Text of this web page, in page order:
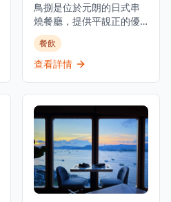
鳥捌是位於元朗的日式串
燒餐廳，提供平靚正的優
質日本料理，是體驗正宗
日式美食的理想選擇。餐
廳主打新鮮刺身、炭火串
都展現最佳的風味和品
質。位於元朗舊木綿校服
位置，這間餐廳提供正宗
的日式用餐體驗，晚市主
打刺身、串燒等，亦有廚
師發辦，全部都用了時令
魚料及食材。餐廳環境溫
餐飲
查看詳情